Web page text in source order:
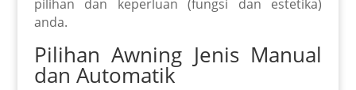
pilihan dan keperluan (fungsi dan estetika)
anda.
Pilihan Awning Jenis Manual
dan Automatik